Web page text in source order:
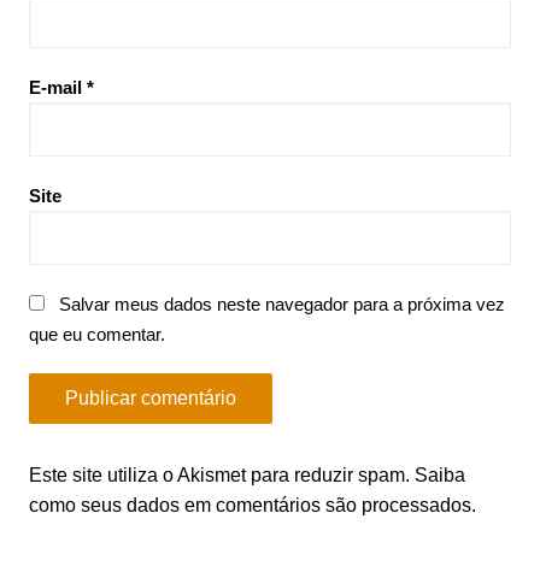
E-mail *
Site
Salvar meus dados neste navegador para a próxima vez
que eu comentar.
Este site utiliza o Akismet para reduzir spam. Saiba
como seus dados em comentários são processados.